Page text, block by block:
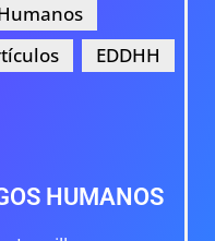
EDDHH
HUMANOS